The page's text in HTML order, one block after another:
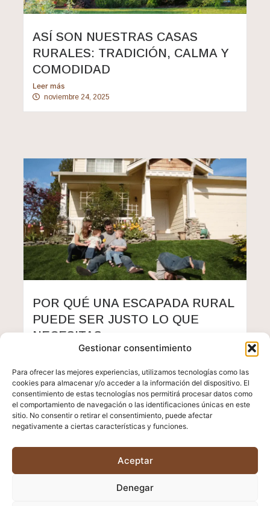
Gestionar consentimiento
Para ofrecer las mejores experiencias, utilizamos tecnologías como las
cookies para almacenar y/o acceder a la información del dispositivo. El
consentimiento de estas tecnologías nos permitirá procesar datos como
el comportamiento de navegación o las identificaciones únicas en este
sitio. No consentir o retirar el consentimiento, puede afectar
negativamente a ciertas características y funciones.
Aceptar
Denegar
ASÍ SON NUESTRAS CASAS
RURALES: TRADICIÓN, CALMA Y
COMODIDAD
Leer más
noviembre 24, 2025
POR QUÉ UNA ESCAPADA RURAL
PUEDE SER JUSTO LO QUE
NECESITAS